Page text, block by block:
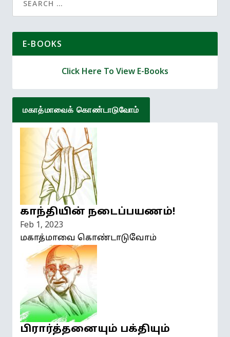
for:
E-BOOKS
Click Here To View E-Books
மகாத்மாவைக் கொண்டாடுவோம்
காந்தியின் நடைப்பயணம்!
Feb 1, 2023
மகாத்மாவை கொண்டாடுவோம்
பிரார்த்தனையும் பக்தியும்